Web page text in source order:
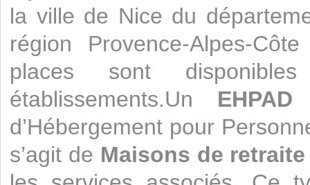
la ville de Nice du
région Provence-Alpes-
places sont
établissements.Un EHPAD
d’Hébergement pour
s’agit de Maisons de